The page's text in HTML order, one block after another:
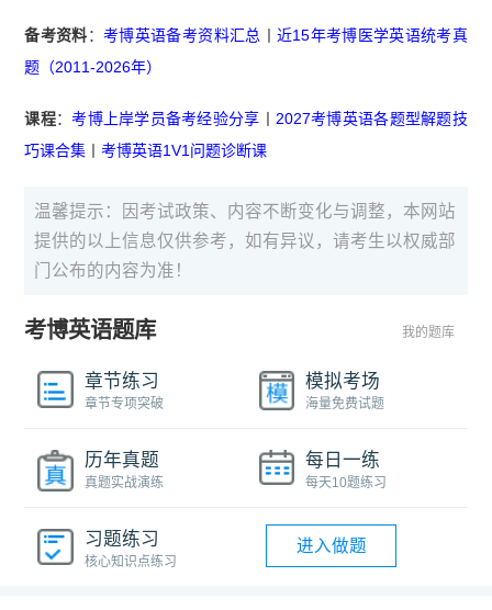
备考资料：考博英语备考资料汇总
近15年考博医学英语统考真
题（2011-2026年）
课程：考博上岸学员备考经验分享
2027考博英语各题型解题技
巧课合集 丨考博英语1V1问题诊断课
温馨提示：因考试政策、内容不断变化与调整，本网站
提供的以上信息仅供参考，如有异议，请考生以权威部
门公布的内容为准！
考博英语题库 我的题库
章节练习
章节专项突破
模拟考场
海量免费试题
历年真题
真题实战演练
每日一练
每天10题练习
习题练习
核心知识点练习
进入做题